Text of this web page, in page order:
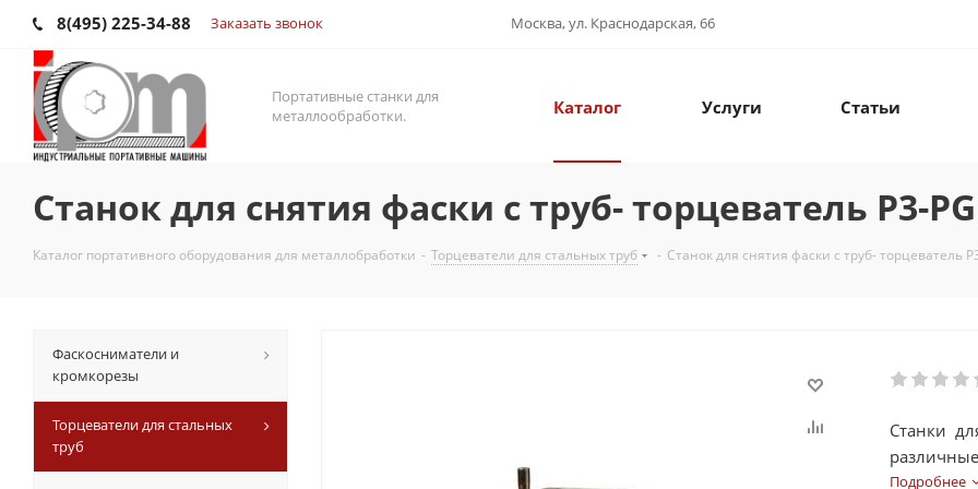
8(495) 225-34-88 Заказать звонок Москва, ул. Краснодарская, 66
Портативные станки для
металлообработки.
Каталог Услуги Статьи
Станок для снятия фаски с труб- торцеватель P3-
Каталог портативного оборудования для металлобработки - Торцеватели для стальных труб - Станок для снятия фаски с труб- торцеватель
Станки
снятие
Подробнее
Фаскосниматели и
кромкорезы
Торцеватели для стальных
труб